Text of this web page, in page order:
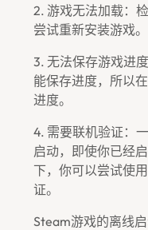
2. 游戏无法加载：
尝试重新安装游戏。
3. 无法保存游戏进
能保存进度，所以
进度。
4. 需要联机验证：
启动，即使你已经
下，你可以尝试使
证。
Steam游戏的离线